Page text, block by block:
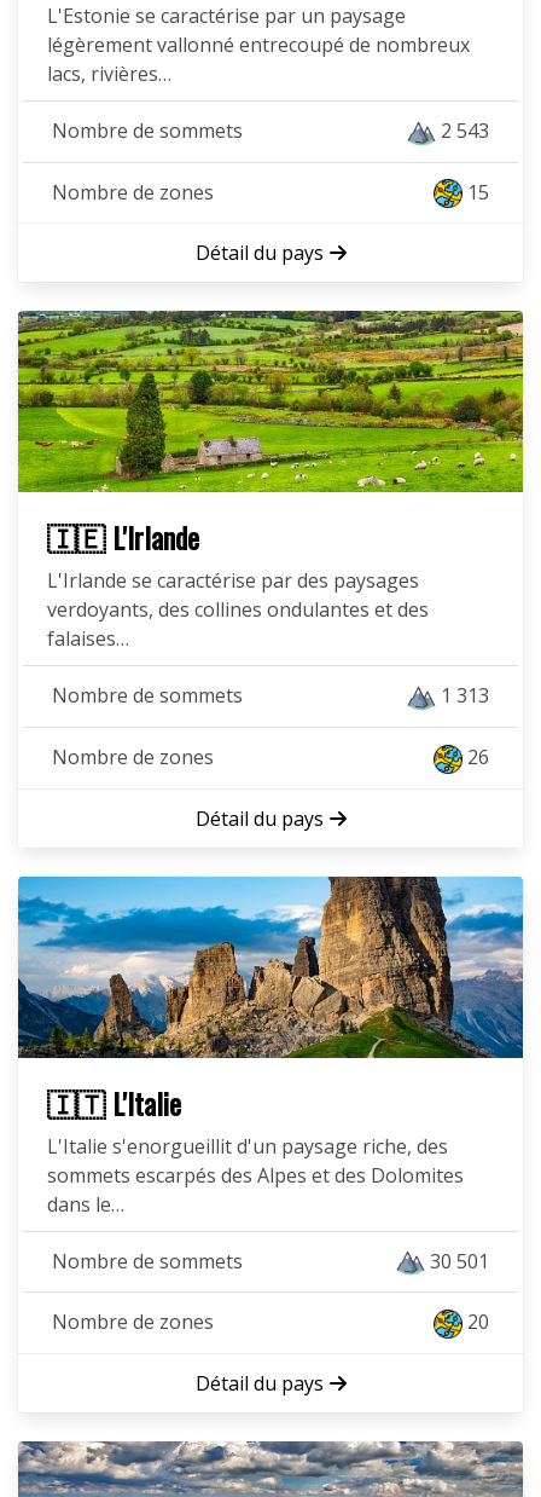
L'Estonie se caractérise par un paysage
légèrement vallonné entrecoupé de nombreux
lacs, rivières…
Nombre de sommets 2 543
Nombre de zones 15
Détail du pays
🇮🇪 L'Irlande
L'Irlande se caractérise par des paysages
verdoyants, des collines ondulantes et des
falaises…
Nombre de sommets 1 313
Nombre de zones 26
Détail du pays
🇮🇹 L'Italie
L'Italie s'enorgueillit d'un paysage riche, des
sommets escarpés des Alpes et des Dolomites
dans le…
Nombre de sommets 30 501
Nombre de zones 20
Détail du pays